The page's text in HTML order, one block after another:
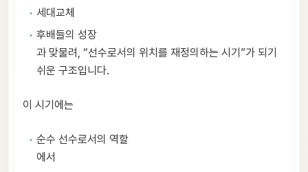
세대교체
후배들의 성장
과 맞물려, “선수로서의 위치를 재정의하는 시기”가 되기
쉬운 구조입니다.
이 시기에는
순수 선수로서의 역할
에서